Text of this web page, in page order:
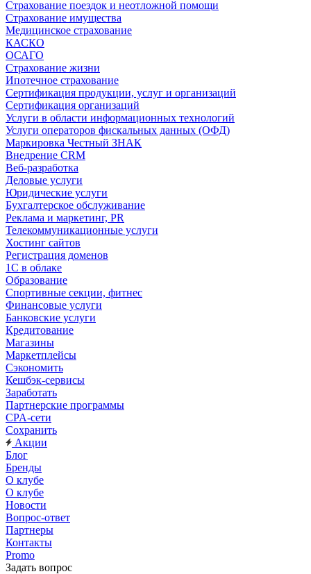
Страхование поездок и неотложной помощи
Страхование имущества
Медицинское страхование
КАСКО
ОСАГО
Страхование жизни
Ипотечное страхование
Сертификация продукции, услуг и организаций
Сертификация организаций
Услуги в области информационных технологий
Услуги операторов фискальных данных (ОФД)
Маркировка Честный ЗНАК
Внедрение CRM
Веб-разработка
Деловые услуги
Юридические услуги
Бухгалтерское обслуживание
Реклама и маркетинг, PR
Телекоммуникационные услуги
Хостинг сайтов
Регистрация доменов
1С в облаке
Образование
Спортивные секции, фитнес
Финансовые услуги
Банковские услуги
Кредитование
Магазины
Маркетплейсы
Сэкономить
Кешбэк-сервисы
Заработать
Партнерские программы
CPA-сети
Сохранить
Акции
Блог
Бренды
О клубе
О клубе
Новости
Вопрос-ответ
Партнеры
Контакты
Promo
Задать вопрос